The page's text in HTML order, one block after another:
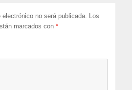
no será publicada. Los
marcados con*